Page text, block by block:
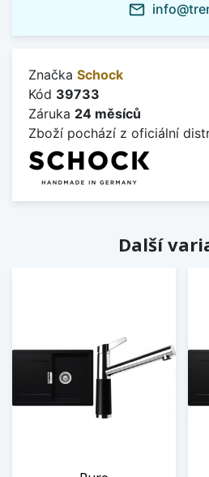
mail_outline
Značka Schock
Kód 39733
Záruka 24 měsíců
Zboží pochází z oficiální
Další